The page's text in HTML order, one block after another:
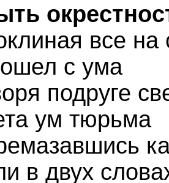
все на
с ума
подруге
ум тюрьма
в двух